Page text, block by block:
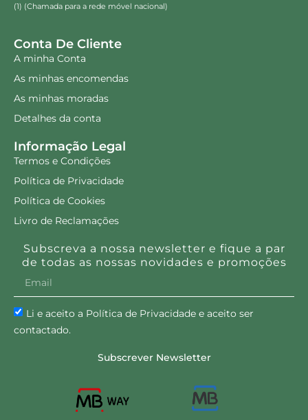
(1) (Chamada para a rede móvel nacional)
Conta De Cliente
A minha Conta
As minhas encomendas
As minhas moradas
Detalhes da conta
Informação Legal
Termos e Condições
Política de Privacidade
Política de Cookies
Livro de Reclamações
Subscreva a nossa newsletter e fique a par
de todas as nossas novidades e promoções
Li e aceito a Política de Privacidade e aceito ser
contactado.
Subscrever Newsletter